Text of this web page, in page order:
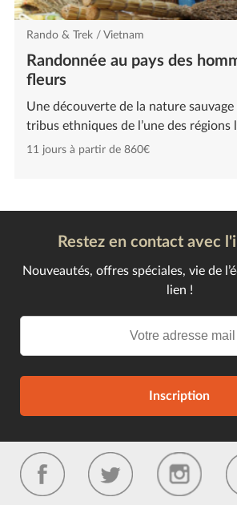
Rando & Trek / Vietnam
Randonnée au pays des
fleurs
Une découverte de la nature sauvage
tribus ethniques de l’une des régions
11 jours à partir de 860€
Restez en contact avec
Nouveautés, offres spéciales, vie de
lien !
Inscription